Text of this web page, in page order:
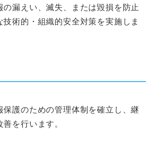
の漏えい、滅失、または毀損を防止
術的・組織的安全対策を実施しま
保護のための管理体制を確立し、継
を行います。